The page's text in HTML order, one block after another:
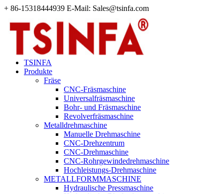
+ 86-15318444939 E-Mail: Sales@tsinfa.com
TSINFA
Produkte
Fräse
CNC-Fräsmaschine
Universalfräsmaschine
Bohr- und Fräsmaschine
Revolverfräsmaschine
Metalldrehmaschine
Manuelle Drehmaschine
CNC-Drehzentrum
CNC-Drehmaschine
CNC-Rohrgewindedrehmaschine
Hochleistungs-Drehmaschine
METALLFORMMASCHINE
Hydraulische Pressmaschine